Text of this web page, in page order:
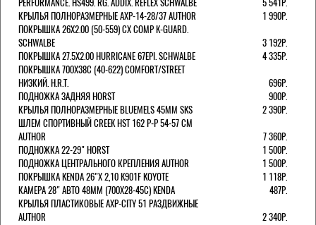
КРЫЛЬЯ ПОЛНОРАЗМЕРНЫЕ AXP-14-28/37 AUTHOR
1 990Р.
ПОКРЫШКА 26X2.00 (50-559) CX COMP K-GUARD.
SCHWALBE
3 192Р.
ПОКРЫШКА 27.5X2.00 HURRICANE 67EPI. SCHWALBE
4 335Р.
ПОКРЫШКА 700X38С (40-622) COMFORT/STREET
НИЗКИЙ. H.R.T.
696Р.
ПОДНОЖКА ЗАДНЯЯ HORST
900Р.
КРЫЛЬЯ ПОЛНОРАЗМЕРНЫЕ BLUEMELS 45MM SKS
2 390Р.
ШЛЕМ СПОРТИВНЫЙ CREEK HST 162 Р-Р 54-57 СМ
AUTHOR
7 360Р.
ПОДНОЖКА 22-29" HORST
1 500Р.
ПОДНОЖКА ЦЕНТРАЛЬНОГО КРЕПЛЕНИЯ AUTHOR
1 500Р.
ПОКРЫШКА KENDA 26"Х 2,10 K901F KOYOTE
1 118Р.
КАМЕРА 28" АВТО 48ММ (700Х28-45С) KENDA
487Р.
КРЫЛЬЯ ПЛАСТИКОВЫЕ AXP-CITY 51 РАЗДВИЖНЫЕ
AUTHOR
2 340Р.